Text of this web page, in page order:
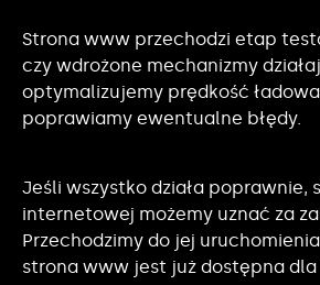
Strona www przechodzi etap
czy wdrożone mechanizmy
optymalizujemy prędkość
poprawiamy ewentualne błędy.
Jeśli wszystko działa poprawnie,
internetowej możemy uznać za
Przechodzimy do jej
strona www jest już dostępna dla